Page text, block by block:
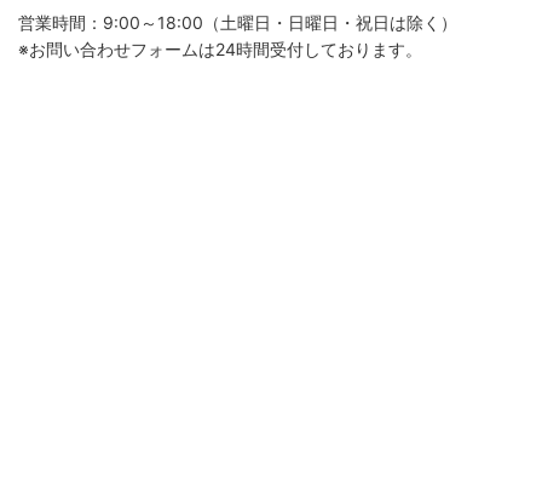
営業時間：9:00～18:00（土曜日・日曜日・祝日は除く）
※お問い合わせフォームは24時間受付しております。